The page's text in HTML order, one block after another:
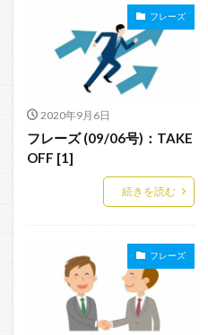
フレーズ
2020年9月6日
フレーズ (09/06号)：TAKE
OFF [1]
続きを読む
フレーズ